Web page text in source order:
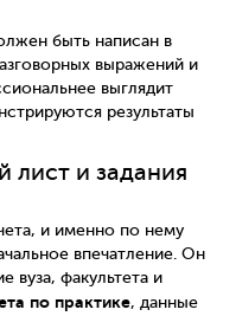
быть написан в
выражений и
выглядит
результаты
лист и задания
и именно по нему
впечатление. Он
вуза, факультета и
по практике, данные